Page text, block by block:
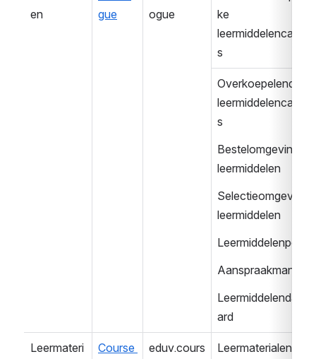
en
gue
ogue
ke
s
Overkoepelende
s
Bestelomgeving
leermiddelen
Selectieomgeving
leermiddelen
Aanspraakmanager
ard
Leermateri
Course
eduv.cours